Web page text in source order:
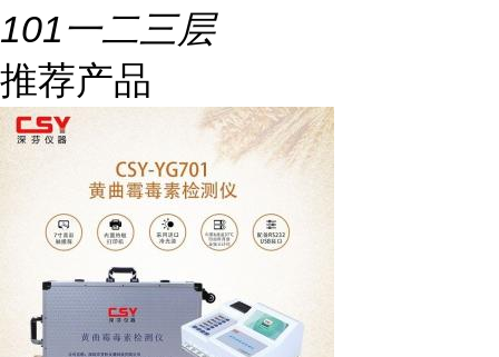
101一二三层
推荐产品